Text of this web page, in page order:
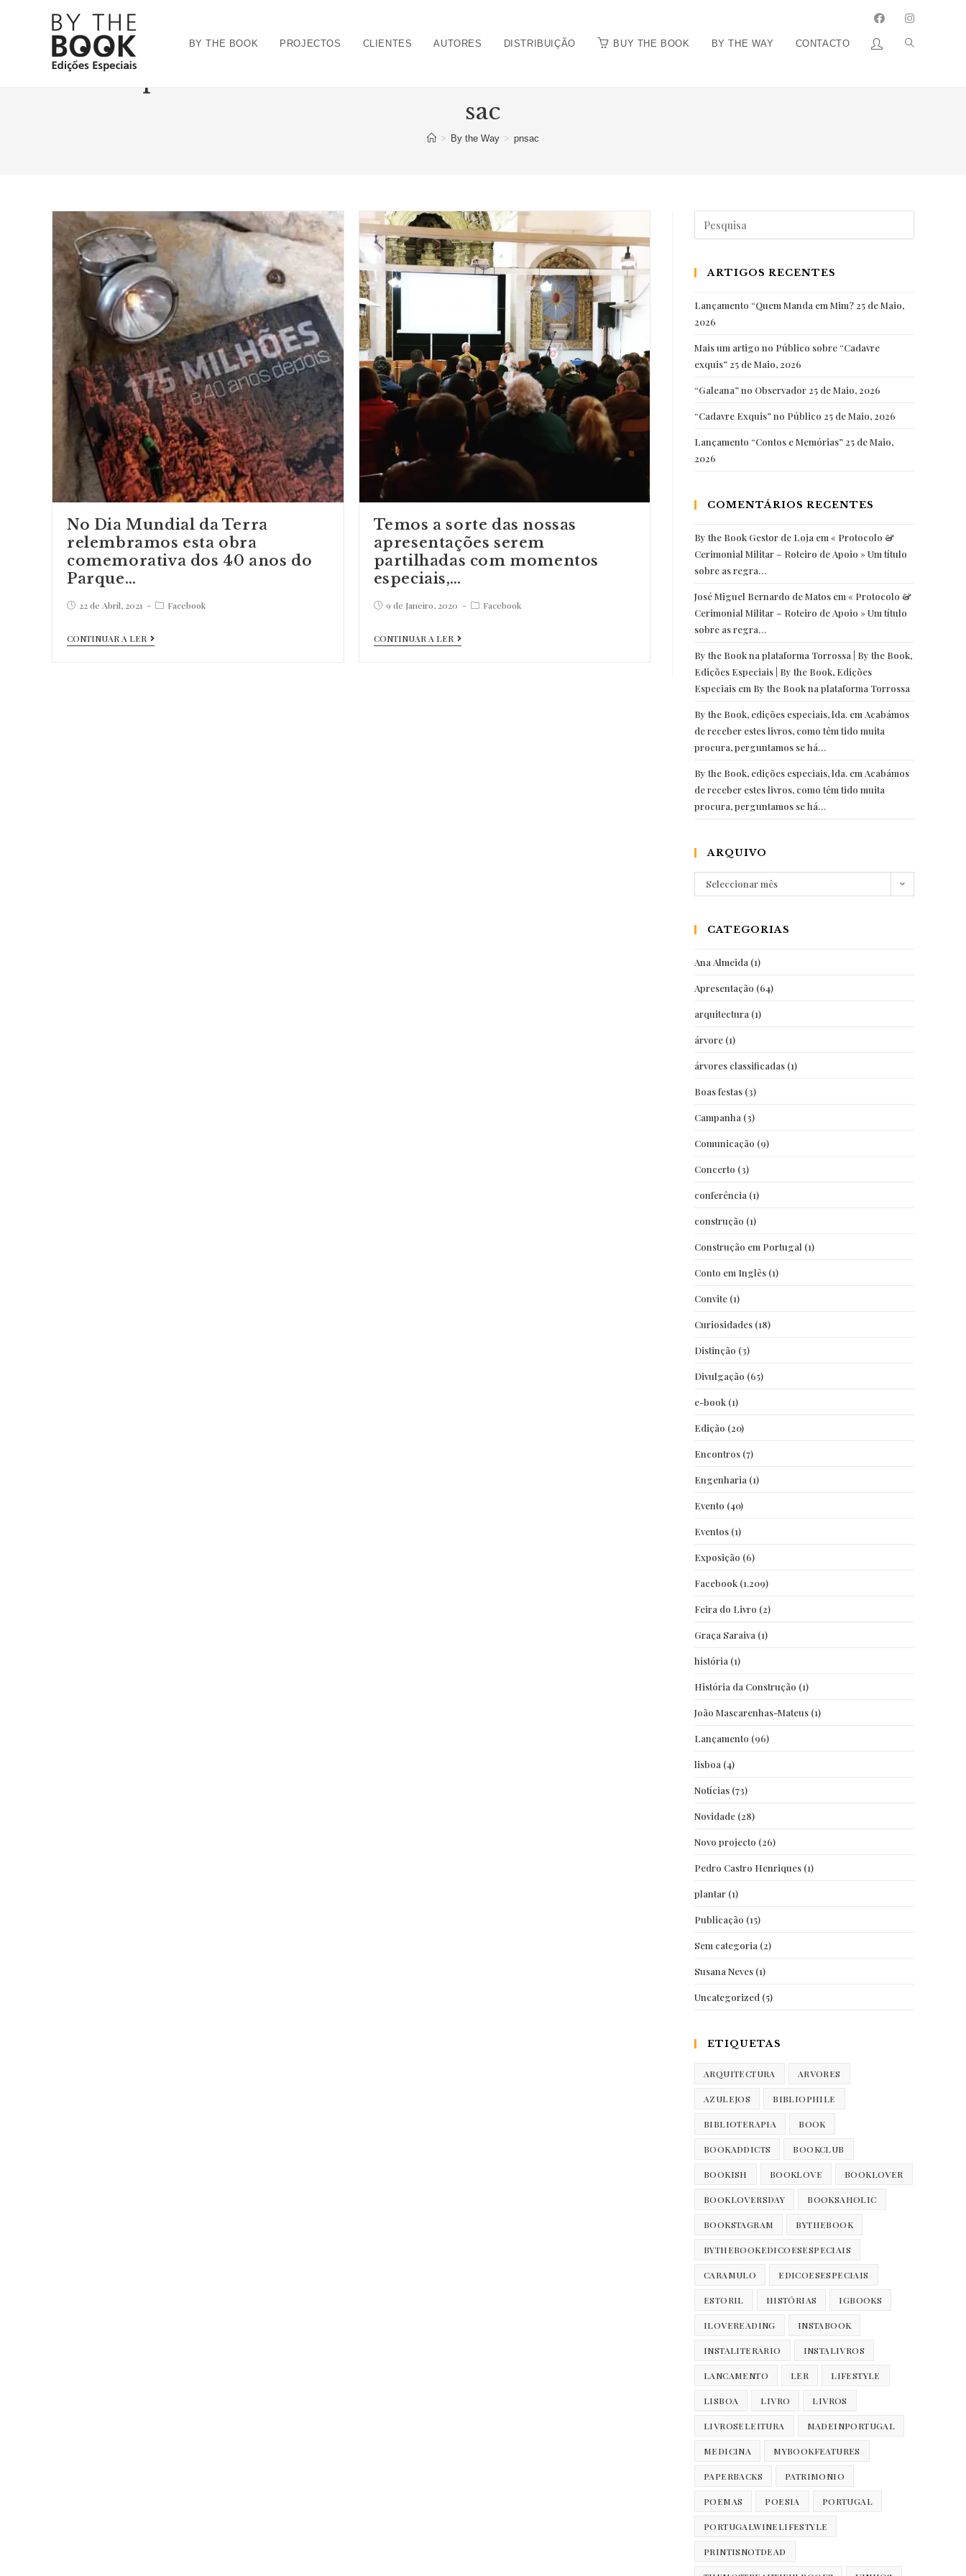
BY THE BOOK PROJECTOS CLIENTES AUTORES DISTRIBUIÇÃO BUY THE BOOK BY THE WAY CONTACTO
pn
sac
> By the Way > pnsac
No Dia Mundial da Terra
relembramos esta obra
comemorativa dos 40 anos do
Parque…
Post22 de Abril, 2021
PostFacebook
CONTINUAR A LER
No
Temos a sorte das nossas
apresentações serem
partilhadas com momentos
especiais,…
Post9 de Janeiro, 2020
PostFacebook
CONTINUAR A LER
Temos
Pesquisar
ARTIGOS RECENTES
Lançamento “Quem Manda em Mim? 25 de Maio,
2026
Mais um artigo no Público sobre “Cadavre
exquis” 25 de Maio, 2026
“Galeana” no Observador 25 de Maio, 2026
“Cadavre Exquis” no Público 25 de Maio, 2026
Lançamento “Contos e Memórias” 25 de Maio,
2026
COMENTÁRIOS RECENTES
By the Book Gestor de Loja em « Protocolo &
Cerimonial Militar – Roteiro de Apoio » Um título
sobre as regra…
José Miguel Bernardo de Matos em « Protocolo &
Cerimonial Militar – Roteiro de Apoio » Um título
sobre as regra…
By the Book na plataforma Torrossa | By the Book,
Edições Especiais | By the Book, Edições
Especiais em By the Book na plataforma Torrossa
By the Book, edições especiais, lda. em Acabámos
de receber estes livros, como têm tido muita
procura, perguntamos se há…
By the Book, edições especiais, lda. em Acabámos
de receber estes livros, como têm tido muita
procura, perguntamos se há…
ARQUIVO
Arquivo
Seleccionar mês
CATEGORIAS
Ana Almeida (1)
Apresentação (64)
arquitectura (1)
árvore (1)
árvores classificadas (1)
Boas festas (3)
Campanha (3)
Comunicação (9)
Concerto (3)
conferência (1)
construção (1)
Construção em Portugal (1)
Conto em Inglês (1)
Convite (1)
Curiosidades (18)
Distinção (3)
Divulgação (65)
e-book (1)
Edição (20)
Encontros (7)
Engenharia (1)
Evento (40)
Eventos (1)
Exposição (6)
Facebook (1.209)
Feira do Livro (2)
Graça Saraiva (1)
história (1)
História da Construção (1)
João Mascarenhas-Mateus (1)
Lançamento (96)
lisboa (4)
Notícias (73)
Novidade (28)
Novo projecto (26)
Pedro Castro Henriques (1)
plantar (1)
Publicação (15)
Sem categoria (2)
Susana Neves (1)
Uncategorized (5)
ETIQUETAS
ARQUITECTURA ARVORES
AZULEJOS BIBLIOPHILE
BIBLIOTERAPIA BOOK
BOOKADDICTS BOOKCLUB
BOOKISH BOOKLOVE BOOKLOVER
BOOKLOVERSDAY BOOKSAHOLIC
BOOKSTAGRAM BYTHEBOOK
BYTHEBOOKEDICOESESPECIAIS
CARAMULO EDICOESESPECIAIS
ESTORIL HISTÓRIAS IGBOOKS
ILOVEREADING INSTABOOK
INSTALITERARIO INSTALIVROS
LANCAMENTO LER LIFESTYLE
LISBOA LIVRO LIVROS
LIVROSELEITURA MADEINPORTUGAL
MEDICINA MYBOOKFEATURES
PAPERBACKS PATRIMONIO
POEMAS POESIA PORTUGAL
PORTUGALWINELIFESTYLE
PRINTISNOTDEAD